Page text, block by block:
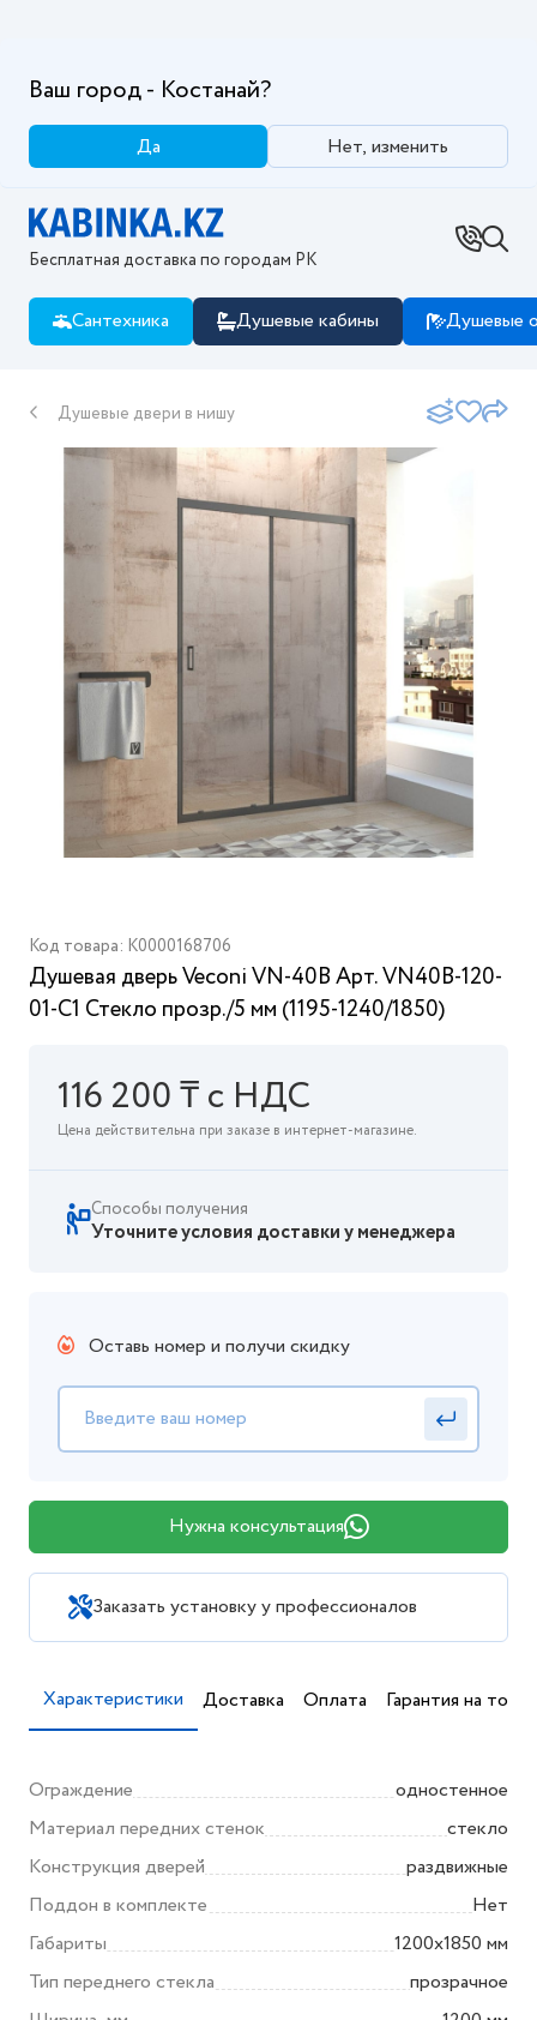
Ваш город - Костанай?
Да Нет, изменить
Бесплатная доставка по городам РК
Сантехника Душевые кабины Душевые
Душевые двери в нишу
Код товара: K0000168706
Душевая дверь Veconi VN-40B Арт. VN40B-120-
01-C1 Стекло прозр./5 мм (1195-1240/1850)
116 200 ₸ с НДС
Цена действительна при заказе в интернет-магазине.
Способы получения
Уточните условия доставки у менеджера
Оставь номер и получи скидку
Нужна консультация
Заказать установку у профессионалов
Характеристики Доставка Оплата Гарантия на товар
Ограждение
одностенное
Материал передних стенок
стекло
Конструкция дверей
раздвижные
Поддон в комплекте
Нет
Габариты
1200х1850 мм
Тип переднего стекла
прозрачное